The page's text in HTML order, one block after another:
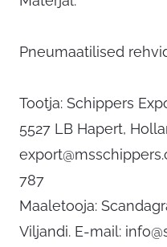
Pneumaatilised
Tootja: Schippers
5527 LB Hapert,
787
Maaletooja:
Viljandi. E-mail: